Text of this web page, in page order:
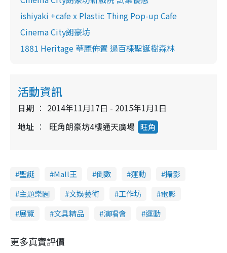
ishiyaki +cafe x Plastic Thing Pop-up Cafe
Cinema City朗豪坊
1881 Heritage 華麗佈置 過百棵聖誕樹森林
活動資訊
日期
2014年11月17日 - 2015年1月1日
地址
旺角朗豪坊4樓通天廣場 旺角
聖誕 Mall王 倒數 運動
攝影
主題樂園
文娛藝術 工作坊
電影
展覽
文具精品 演唱會 運動
更多真實評價